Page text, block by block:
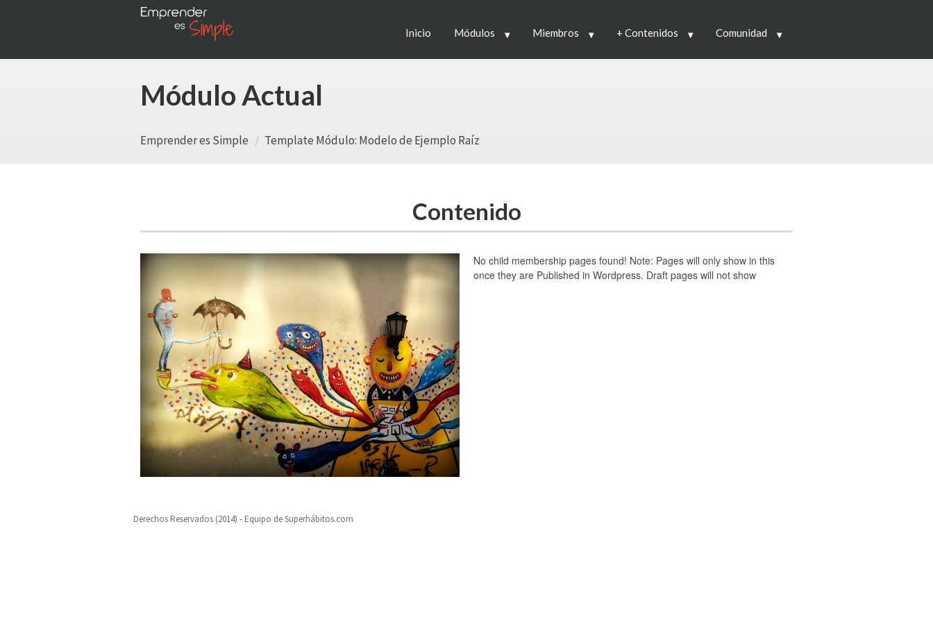
Inicio Módulos Miembros + Contenidos Comunidad
Módulo Actual
Emprender es Simple Template Módulo: Modelo de Ejemplo Raíz
Contenido
No child membership pages found! Note: Pages will only show in this
once they are Published in Wordpress. Draft pages will not show
Derechos Reservados (2014) - Equipo de Superhábitos.com